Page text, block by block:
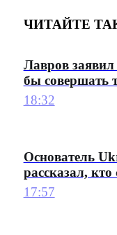
ЧИТАЙТЕ
Лавров
бы совершать
18:32
Основатель
рассказал, кто
17:57